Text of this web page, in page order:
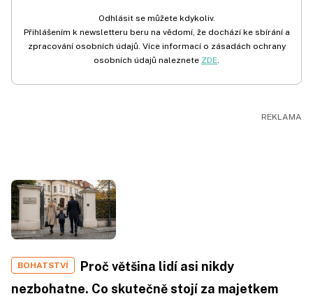
Odhlásit se můžete kdykoliv.
Přihlášením k newsletteru beru na vědomí, že dochází ke sbírání a
zpracování osobních údajů. Více informací o zásadách ochrany
osobních údajů naleznete ZDE.
BOHATSTVÍ
Proč většina lidí asi nikdy
nezbohatne. Co skutečně stojí za majetkem